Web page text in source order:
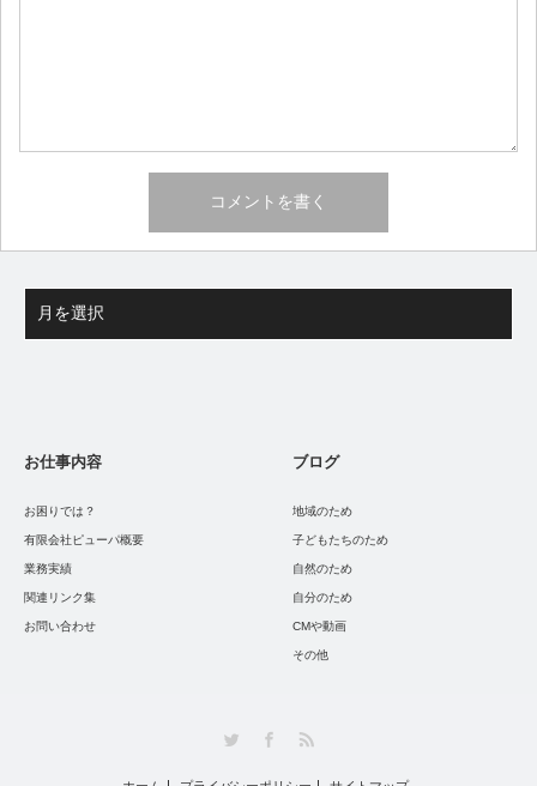
お仕事内容
お困りでは？
有限会社ピューパ概要
業務実績
関連リンク集
お問い合わせ
ブログ
地域のため
子どもたちのため
自然のため
自分のため
CMや動画
その他